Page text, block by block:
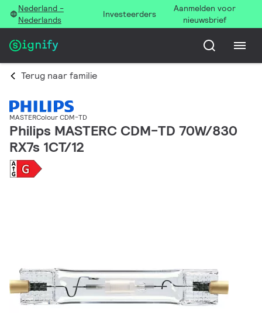
Nederland -
Nederlands
Investeerders
Aanmelden voor
nieuwsbrief
Terug naar familie
MASTERColour CDM-TD
Philips MASTERC CDM-TD 70W/830
RX7s 1CT/12